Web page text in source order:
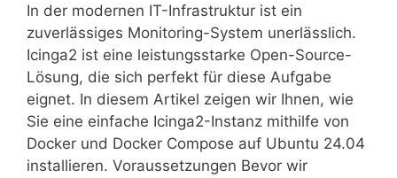
In der modernen IT-Infrastruktur ist ein
zuverlässiges Monitoring-System unerlässlich.
Icinga2 ist eine leistungsstarke Open-Source-
Lösung, die sich perfekt für diese Aufgabe
eignet. In diesem Artikel zeigen wir Ihnen, wie
Sie eine einfache Icinga2-Instanz mithilfe von
Docker und Docker Compose auf Ubuntu 24.04
installieren. Voraussetzungen Bevor wir